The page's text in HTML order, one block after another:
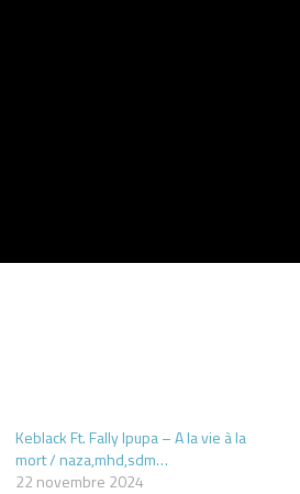
Keblack Ft. Fally Ipupa – A la vie à la
mort / naza,mhd,sdm…
22 novembre 2024